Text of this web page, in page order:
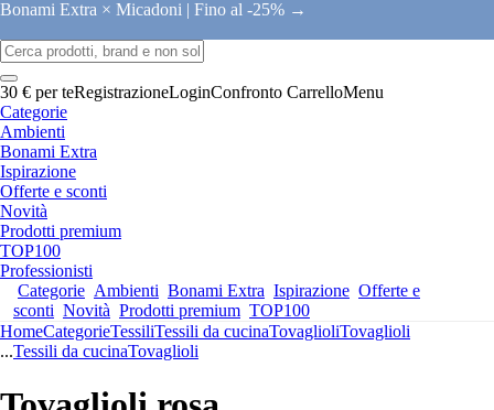
Bonami Extra × Micadoni | Fino al -25% →
30 € per teRegistrazioneLoginConfronto CarrelloMenu
Categorie
Ambienti
Bonami Extra
Ispirazione
Offerte e sconti
Novità
Prodotti premium
TOP100
Professionisti
Categorie Ambienti Bonami Extra Ispirazione Offerte e
sconti Novità Prodotti premium TOP100
HomeCategorieTessiliTessili da cucinaTovaglioliTovaglioli
...Tessili da cucinaTovaglioli